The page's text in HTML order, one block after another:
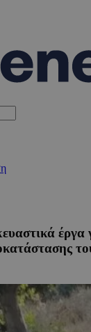
έργα